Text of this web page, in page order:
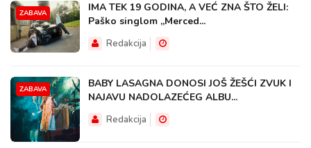
ZABAVA
IMA TEK 19 GODINA, A VEĆ ZNA ŠTO ŽELI:
Paško singlom „Merced...
Redakcija
ZABAVA
BABY LASAGNA DONOSI JOŠ ŽEŠĆI ZVUK I
NAJAVU NADOLAZEĆEG ALBU...
Redakcija